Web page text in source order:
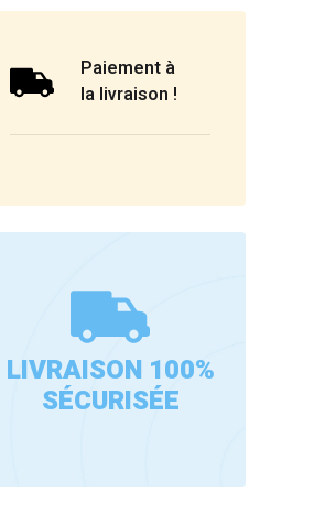
Paiement à
la livraison !
LIVRAISON 100%
SÉCURISÉE